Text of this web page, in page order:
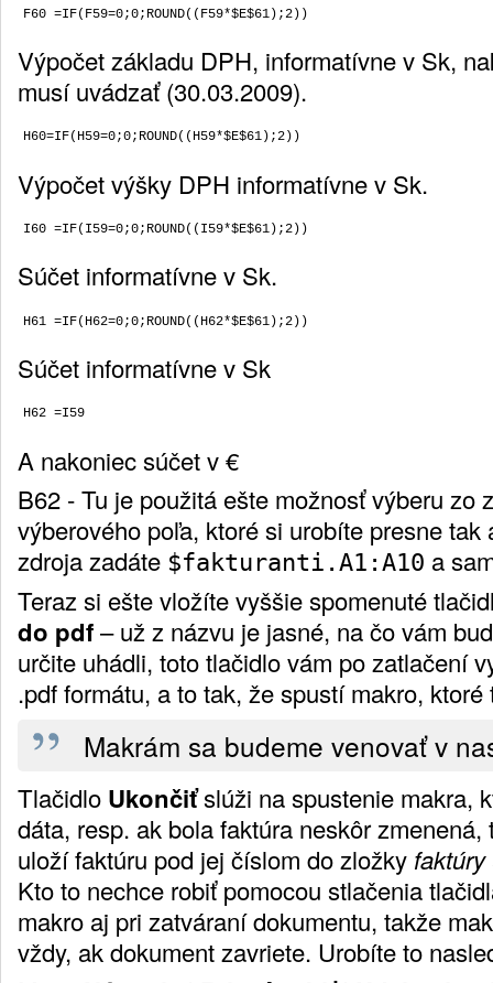
Výpočet základu DPH, informatívne v Sk,
musí uvádzať (30.03.2009).
Výpočet výšky DPH informatívne v Sk.
Súčet informatívne v Sk.
Súčet informatívne v Sk
A nakoniec súčet v €
B62 - Tu je použitá ešte možnosť výberu zo
výberového poľa, ktoré si urobíte presne tak
zdroja zadáte $fakturanti.A1:A10 a
Teraz si ešte vložíte vyššie spomenuté
do pdf– už z názvu je jasné, na čo vám
určite uhádli, toto tlačidlo vám po zatlačení
.pdf formátu, a to tak, že spustí makro, ktoré
Makrám sa budeme venovať v
Tlačidlo Ukončiťslúži na spustenie makra,
dáta, resp. ak bola faktúra neskôr
uloží faktúru pod jej číslom do zložky faktúry
Kto to nechce robiť pomocou stlačenia
makro aj pri zatváraní dokumentu, takže
vždy, ak dokument zavriete. Urobíte to